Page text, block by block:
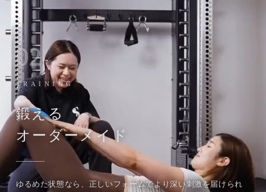
02
TRAINING
鍛える
オーダーメイド
ゆるめた状態なら、正しいフォームでより深い刺激を届けられ